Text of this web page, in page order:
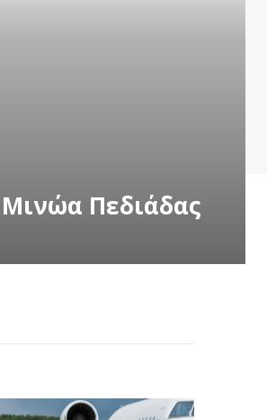
Πεδιάδας